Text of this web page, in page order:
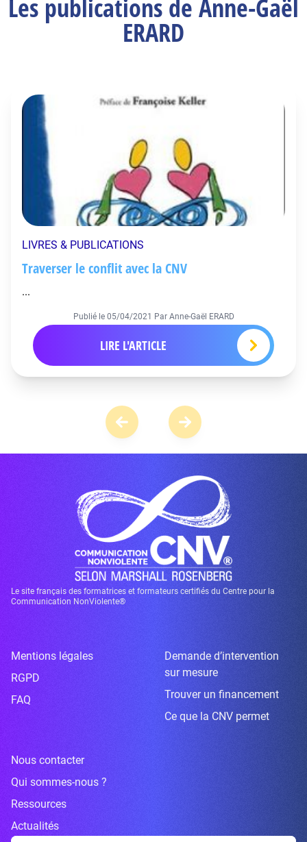
Les publications de Anne-Gaël
ERARD
LIVRES & PUBLICATIONS
Traverser le conflit avec la CNV
...
Publié le 05/04/2021 Par Anne-Gaël ERARD
LIRE L'ARTICLE
Le site français des formatrices et formateurs certifiés du Centre pour la
Communication NonViolente®
Mentions légales
RGPD
FAQ
Demande d’intervention
sur mesure
Trouver un financement
Ce que la CNV permet
Nous contacter
Qui sommes-nous ?
Ressources
Actualités